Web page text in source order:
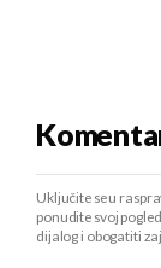
Uključite se u
ponudite svoj
dijalog i obogatiti